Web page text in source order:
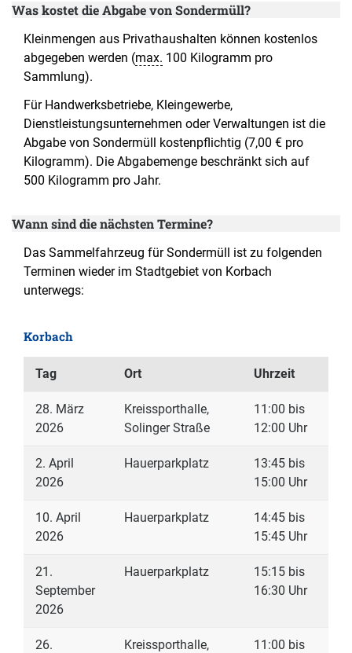
Was kostet die Abgabe von Sondermüll?
Kleinmengen aus Privathaushalten können kostenlos
abgegeben werden (max. 100 Kilogramm pro
Sammlung).
Für Handwerksbetriebe, Kleingewerbe,
Dienstleistungsunternehmen oder Verwaltungen ist die
Abgabe von Sondermüll kostenpflichtig (7,00 € pro
Kilogramm). Die Abgabemenge beschränkt sich auf
500 Kilogramm pro Jahr.
Wann sind die nächsten Termine?
Das Sammelfahrzeug für Sondermüll ist zu folgenden
Terminen wieder im Stadtgebiet von Korbach
unterwegs:
Korbach
Tag Ort Uhrzeit
28. März
2026
Kreissporthalle,
Solinger Straße
11:00 bis
12:00 Uhr
2. April
2026
Hauerparkplatz
13:45 bis
15:00 Uhr
10. April
2026
Hauerparkplatz
14:45 bis
15:45 Uhr
21.
September
2026
Hauerparkplatz
15:15 bis
16:30 Uhr
26. Kreissporthalle, 11:00 bis